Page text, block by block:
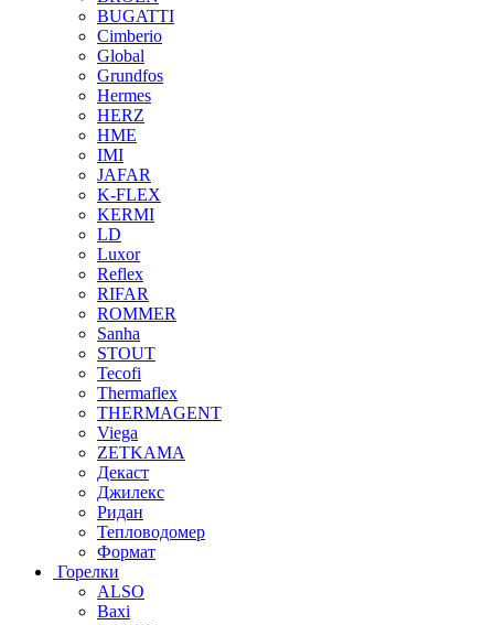
BUGATTI
Cimberio
Global
Grundfos
Hermes
HERZ
HME
IMI
JAFAR
K-FLEX
KERMI
LD
Luxor
Reflex
RIFAR
ROMMER
Sanha
STOUT
Tecofi
Thermaflex
THERMAGENT
Viega
ZETKAMA
Декаст
Джилекс
Ридан
Тепловодомер
Формат
Горелки
ALSO
Baxi